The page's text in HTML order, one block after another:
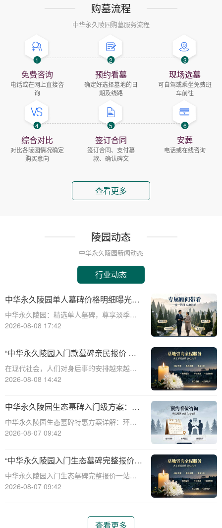
购墓流程
中华永久陵园购墓服务流程
1
免费咨询
电话或在网上直接咨
询
2
预约看墓
确定好选择墓地的日
期及线路
3
现场选墓
可自驾或乘坐免费班
车前往
4
综合对比
对比各陵园情况确定
购买意向
5
签订合同
签订合同、支付墓
款、确认碑文
6
安葬
电话或在线咨询
查看更多
陵园动态
中华永久陵园新闻动态
行业动态
中华永久陵园单人墓碑价格明细曝光：
淡季下单立省数千，限时优惠深度解析
中华永久陵园：精选单人墓碑，尊享淡季限
时优惠☎ 中华永久陵园电话:400-838-5063
始终以提供高品质的墓碑产品和服务为己
任。本文将全面解析中华永久陵园多款
2026-08-08 17:42
“中华永久陵园入门款墓碑亲民报价 一
次性付清享折上折：超值优惠与便捷选
择的完美结合”
在现代社会，人们对身后事的安排越来越重
视，而墓碑作为逝者最后的尊严象征，其选
为中国领先的陵园品牌，始终致力于为家属
提供高品质、个性化的墓碑选择，同时注重
亲民价格和
2026-08-08 14:42
中华永久陵园生态墓碑入门级方案：完
整报价与一站式服务打包特惠解析
中华永久陵园生态墓碑特惠方案详解：环
保、经济、个性化选择☎ 中华永久陵园电
提升，选择一个环保且经济的陵园及墓碑成
为许多家庭的考虑。中华永久陵园，作
2026-08-07 09:42
“中华永久陵园入门生态墓碑完整报价
一站式服务打包特惠详解”
中华永久陵园入门生态墓碑完整报价一站式
服务打包特惠详解☎ 中华永久陵园电话:400-
碑服务。生态墓碑作为一种环保、
2026-08-07 09:42
查看更多